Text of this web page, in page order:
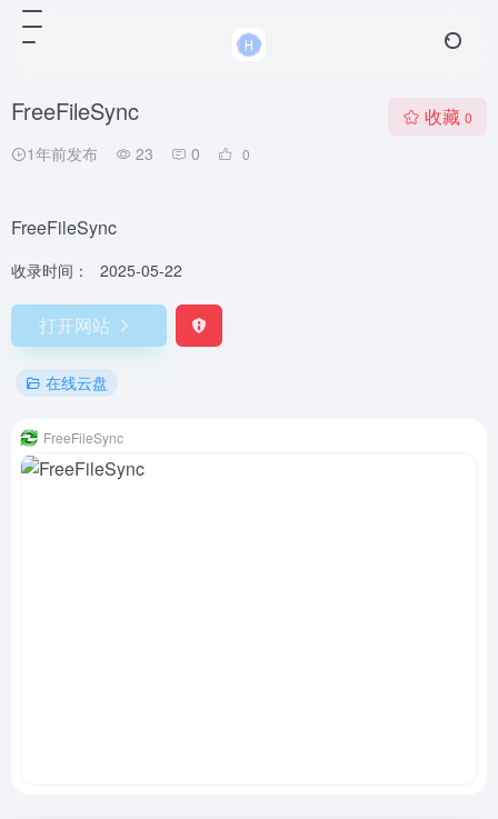
FreeFileSync
1年前发布 23 0 0
收藏 0
FreeFileSync
收录时间： 2025-05-22
打开网站
在线云盘
FreeFileSync